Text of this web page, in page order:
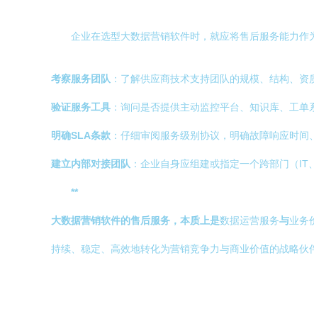
企业在选型大数据营销软件时，就应将售后服务能力作
考察服务团队 ：了解供应商技术支持团队的规模、结构、资
验证服务工具 ：询问是否提供主动监控平台、知识库、工单
明确SLA条款 ：仔细审阅服务级别协议，明确故障响应时间
建立内部对接团队 ：企业自身应组建或指定一个跨部门（
**
大数据营销软件的售后服务，本质上是数据运营服务与业务
持续、稳定、高效地转化为营销竞争力与商业价值的战略